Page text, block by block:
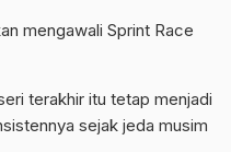
mengawali Sprint Race
terakhir itu tetap menjadi
sejak jeda musim